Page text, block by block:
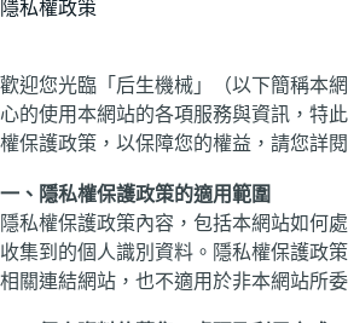
隱私權政策
歡迎您光臨「后生機械」（以下簡稱本
心的使用本網站的各項服務與資訊，特
權保護政策，以保障您的權益，請您詳閱
一、隱私權保護政策的適用範圍
隱私權保護政策內容，包括本網站如何
收集到的個人識別資料。隱私權保護政
相關連結網站，也不適用於非本網站所